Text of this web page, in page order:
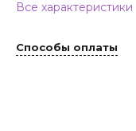
Все характеристики
Способы оплаты